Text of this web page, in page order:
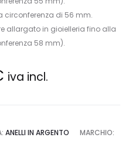
circonferenza di 56 mm.
allargato in gioielleria fino alla
58 mm).
iva incl.
ANELLI IN ARGENTO
MARCHIO: